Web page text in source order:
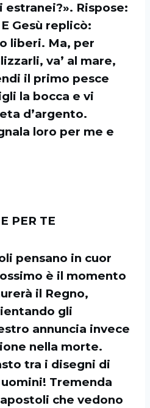
Rispose:
Gesù replicò:
liberi. Ma, per
va’ al mare,
il primo pesce
la bocca e vi
d’argento.
loro per me e
PER TE
pensano in cuor
è il momento
il Regno,
gli
annuncia invece
nella morte.
tra i disegni di
Tremenda
che vedono